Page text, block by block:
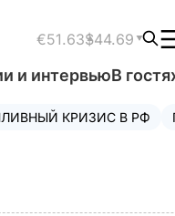
€51.63$44.69
и интервьюВ
КРИЗИС В РФ